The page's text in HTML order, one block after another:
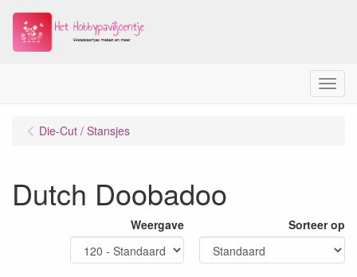
Menu
Die-Cut / Stansjes
Dutch Doobadoo
Weergave Sorteer op